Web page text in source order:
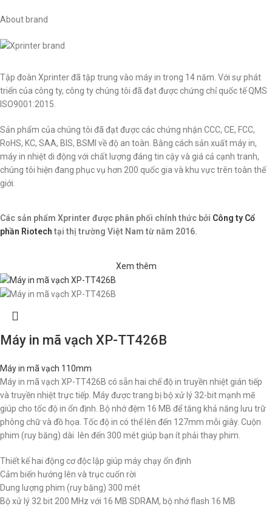
About brand
Tập đoàn Xprinter đã tập trung vào máy in trong 14 năm. Với sự phát
triển của công ty, công ty chúng tôi đã đạt được chứng chỉ quốc tế QMS
ISO9001:2015.
Sản phẩm của chúng tôi đã đạt được các chứng nhận CCC, CE, FCC,
RoHS, KC, SAA, BIS, BSMI về độ an toàn. Bằng cách sản xuất máy in,
máy in nhiệt di động với chất lượng đáng tin cậy và giá cả cạnh tranh,
chúng tôi hiện đang phục vụ hơn 200 quốc gia và khu vực trên toàn thế
giới.
Các sản phẩm Xprinter được phân phối chính thức bởi Công ty Cổ
phần Riotech tại thị trường Việt Nam từ năm 2016.
Xem thêm
Máy in mã vạch XP-TT426B
Máy in mã vạch 110mm
Máy in mã vạch XP-TT426B có sẵn hai chế độ in truyền nhiệt gián tiếp
và truyền nhiệt trực tiếp. Máy được trang bị bộ xử lý 32-bit mạnh mẽ
giúp cho tốc độ in ổn định. Bộ nhớ đệm 16 MB để tăng khả năng lưu trữ
phông chữ và đồ họa. Tốc độ in có thể lên đến 127mm mỗi giây. Cuộn
phim (ruy băng) dài lên đến 300 mét giúp bạn ít phải thay phim.
Thiết kế hai động cơ độc lập giúp máy chạy ổn định
Cảm biến hướng lên và trục cuốn rời
Dung lượng phim (ruy băng) 300 mét
Bộ xử lý 32 bit 200 MHz với 16 MB SDRAM, bộ nhớ flash 16 MB